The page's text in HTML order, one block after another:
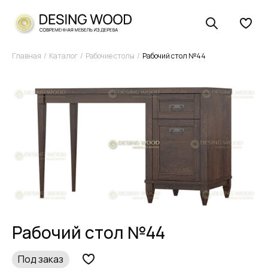
Главная Каталог Рабочие столы Рабочий стол №44
Рабочий стол №44
Под заказ